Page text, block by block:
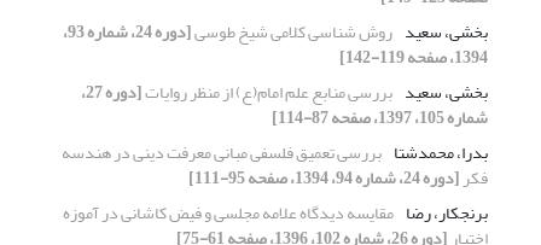
بخشی، سعید روش شناسی کلامی شیخ طوسی [دوره 24، شماره 93،
1394، صفحه 119-142]
بخشی، سعید بررسی منابع علم امام(ع) از منظر روایات [دوره 27،
شماره 105، 1397، صفحه 87-114]
بدرا، محمدشتا بررسی تعمیق فلسفی مبانی معرفت دینی در هندسه
فکر[دوره 24، شماره 94، 1394، صفحه 95-111]
برنجکار، رضا مقایسه دیدگاه علامه مجلسی و فیض کاشانی در آموزه
اختیار[دوره 26، شماره 102، 1396، صفحه 61-75]